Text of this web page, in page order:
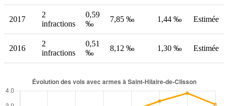
2017
2
infractions
0,59
‰
7,85 ‰ 1,44 ‰ Estimée
2016
2
infractions
0,51
‰
8,12 ‰ 1,30 ‰ Estimée